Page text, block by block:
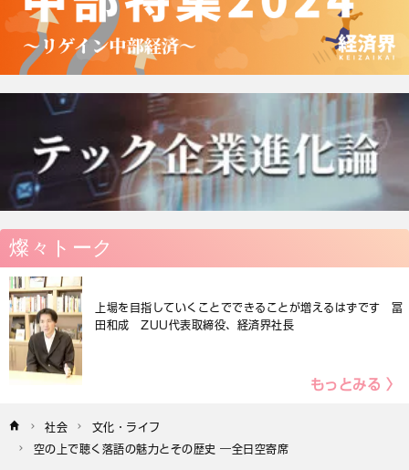
燦々トーク
上場を目指していくことでできることが増えるはずです 冨
田和成 ZUU代表取締役、経済界社長
もっとみる 〉
社会
文化・ライフ
空の上で聴く落語の魅力とその歴史 ―全日空寄席